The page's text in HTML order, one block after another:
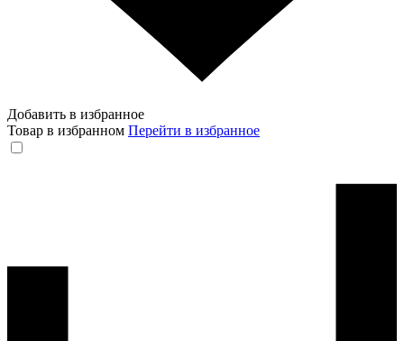
Добавить в избранное
Товар в избранном Перейти в избранное